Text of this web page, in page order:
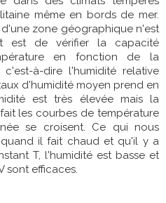
même en bords de mer.
zone géographique n'est
est de vérifier la capacité
en fonction de la
à-dire l'humidité relative
d'humidité moyen prend en
est très élevée mais la
les courbes de température
se croisent. Ce qui nous
quand il fait chaud et qu'il y a
T, l'humidité est basse et
sont efficaces.